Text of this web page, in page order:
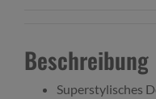
Beschreibung
Superstylisches